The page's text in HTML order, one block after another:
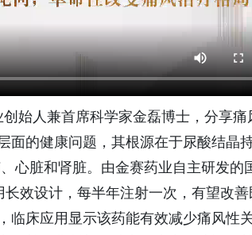
人兼首席科学家金磊博士，分享痛
面的健康问题，其根源在于尿酸结晶
心脏和肾脏。由金赛药业自主研发的
效设计，每半年注射一次，有望改
临床应用显示该药能有效减少痛风性